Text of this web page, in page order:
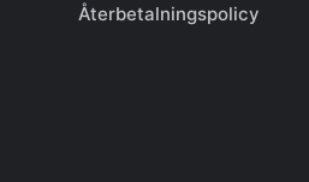
Återbetalningspolicy